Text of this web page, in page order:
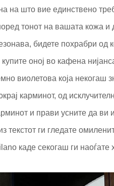
на што вие единствено
тонот на вашата кожа и
бидете похрабри од
купите оној во кафена
виолетова која некогаш
карминот, од
и прави усните да ви
текстот ги гледате
каде секогаш ги наоѓате